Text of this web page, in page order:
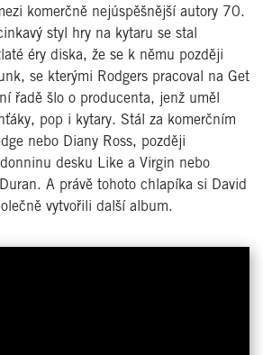
komerčně nejúspěšnější autory 70.
styl hry na kytaru se stal
éry diska, že se k němu později
se kterými Rodgers pracoval na Get
řadě šlo o producenta, jenž uměl
pop i kytary. Stál za komerčním
nebo Diany Ross, později
desku Like a Virgin nebo
A právě tohoto chlapíka si David
vytvořili další album.